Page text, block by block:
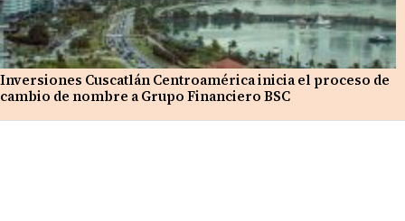
Inversiones Cuscatlán Centroamérica inicia el proceso de
cambio de nombre a Grupo Financiero BSC